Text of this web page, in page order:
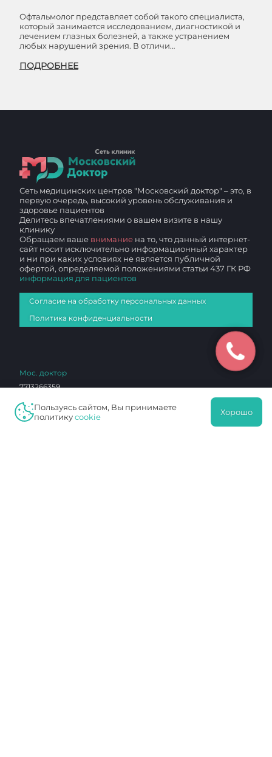
Офтальмолог представляет собой такого специалиста,
который занимается исследованием, диагностикой и
лечением глазных болезней, а также устранением
любых нарушений зрения. В отличи…
ПОДРОБНЕЕ
Сеть медицинских центров "Московский доктор" – это, в
первую очередь, высокий уровень обслуживания и
здоровье пациентов
Делитесь впечатлениями о вашем визите в нашу
клинику
Обращаем ваше внимание на то, что данный интернет-
сайт носит исключительно информационный характер
и ни при каких условиях не является публичной
офертой, определяемой положениями статьи 437 ГК РФ
информация для пациентов
Согласие на обработку персональных данных
Политика конфиденциальности
Мос. доктор
7713266359
771301001
53778165
Пользуясь сайтом, Вы принимаете
политикуcookie Хорошо